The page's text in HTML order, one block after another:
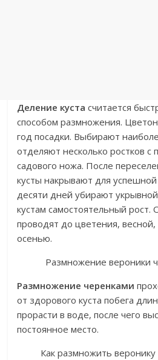
Деление куста считается
способом размножения.
год посадки. Выбирают
отделяют несколько ростков
садового ножа. После
кусты накрывают для
десяти дней убирают
кустам самостоятельный
проводят до цветения,
осенью.
Размножение вероники
Размножение черенками
от здорового куста побега
прорасти в воде, после чего
постоянное место.
Как размножить